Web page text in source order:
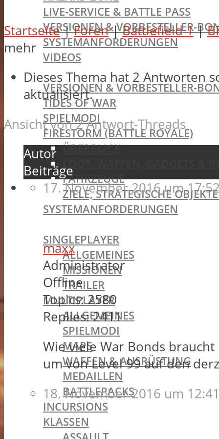
LIVE-SERVICE & BATTLE PASS
VERSIONEN & VORBESTELLER-
SYSTEMANFORDERUNGEN
VIDEOS
BATTLEFIELD V
VERSIONEN & VORBESTELLER-
TIDES OF WAR
SPIELMODI
FIRESTORM (BATTLE ROYALE)
ÜBERBLICK
FAHRZEUGE
ZIELE, STRATEGISCHE
SYSTEMANFORDERUNGEN
SINGLEPLAYER
ALLGEMEINES
MISSIONEN
TRAILER
MULTIPLAYER
ALLGEMEINES
SPIELMODI
MAPS
WAFFEN & AUSRÜSTUNG
MEDAILLEN
BATTLEPACKS
INCURSIONS
KLASSEN
Startseite |Foren |Battlefield 1 |
mehr
Dieses Thema hat 2 Antworten
aktualisiert.
Ansicht von 2 Antwort-Threads
Autor
Beiträge
17. November 2016 um
maxx
Administrator
Offline
Topics: 2580
Replies: 2411
Wie viele War Bonds
um von Level 99 auf den
18. November 2016 um